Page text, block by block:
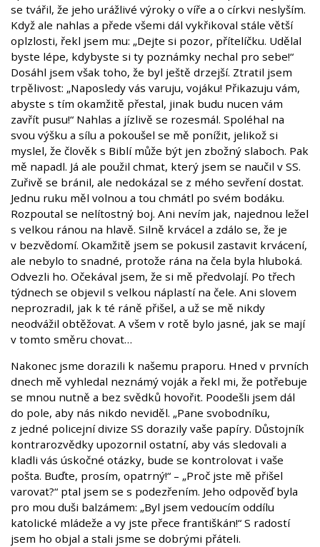
se tvářil, že jeho urážlivé výroky o víře a o církvi neslyším.
Když ale nahlas a přede všemi dál vykřikoval stále větší
oplzlosti, řekl jsem mu: „Dejte si pozor, přítelíčku. Udělal
byste lépe, kdybyste si ty poznámky nechal pro sebe!“
Dosáhl jsem však toho, že byl ještě drzejší. Ztratil jsem
trpělivost: „Naposledy vás varuju, vojáku! Přikazuju vám,
abyste s tím okamžitě přestal, jinak budu nucen vám
zavřít pusu!“ Nahlas a jízlivě se rozesmál. Spoléhal na
svou výšku a sílu a pokoušel se mě ponížit, jelikož si
myslel, že člověk s Biblí může být jen zbožný slaboch. Pak
mě napadl. Já ale použil chmat, který jsem se naučil v SS.
Zuřivě se bránil, ale nedokázal se z mého sevření dostat.
Jednu ruku měl volnou a tou chmátl po svém bodáku.
Rozpoutal se nelítostný boj. Ani nevím jak, najednou ležel
s velkou ránou na hlavě. Silně krvácel a zdálo se, že je
v bezvědomí. Okamžitě jsem se pokusil zastavit krvácení,
ale nebylo to snadné, protože rána na čela byla hluboká.
Odvezli ho. Očekával jsem, že si mě předvolají. Po třech
týdnech se objevil s velkou náplastí na čele. Ani slovem
neprozradil, jak k té ráně přišel, a už se mě nikdy
neodvážil obtěžovat. A všem v rotě bylo jasné, jak se mají
v tomto směru chovat…
Nakonec jsme dorazili k našemu praporu. Hned v prvních
dnech mě vyhledal neznámý voják a řekl mi, že potřebuje
se mnou nutně a bez svědků hovořit. Poodešli jsem dál
do pole, aby nás nikdo neviděl. „Pane svobodníku,
z jedné policejní divize SS dorazily vaše papíry. Důstojník
kontrarozvědky upozornil ostatní, aby vás sledovali a
kladli vás úskočné otázky, bude se kontrolovat i vaše
pošta. Buďte, prosím, opatrný!“ – „Proč jste mě přišel
varovat?“ ptal jsem se s podezřením. Jeho odpověď byla
pro mou duši balzámem: „Byl jsem vedoucím oddílu
katolické mládeže a vy jste přece františkán!“ S radostí
jsem ho objal a stali jsme se dobrými přáteli.